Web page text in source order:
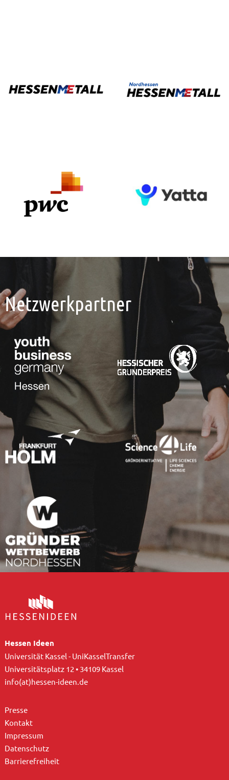
Netzwerkpartner
Hessen Ideen
Universität Kassel - UniKasselTransfer
Universitätsplatz 12 • 34109 Kassel
info(at)hessen-ideen.de
Presse
Kontakt
Impressum
Datenschutz
Barrierefreiheit